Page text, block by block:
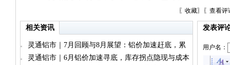
〖 收藏〗〖 查看评
相关资讯
灵通铝市｜7月回顾与8月展望：铝价加速赶底，累
库与减产博弈加剧
灵通铝市｜6月铝价加速寻底，库存拐点隐现与成本
发表评
用户名：